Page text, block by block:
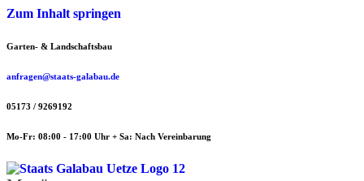
Zum Inhalt springen
Garten- & Landschaftsbau
anfragen@staats-galabau.de
05173 / 9269192
Mo-Fr: 08:00 - 17:00 Uhr + Sa: Nach Vereinbarung